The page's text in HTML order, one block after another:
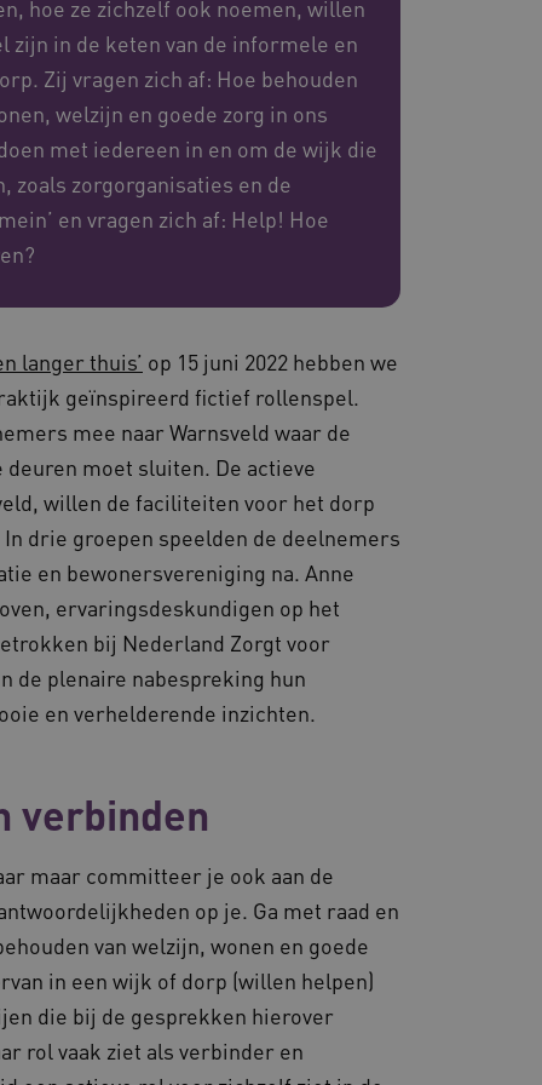
hoe ze zichzelf ook noemen, willen
zijn in de keten van de informele en
Zij vragen zich af: Hoe behouden
welzijn en goede zorg in ons
met iedereen in en om de wijk die
zoals zorgorganisaties en de
en vragen zich af: Help! Hoe
langer thuis’ op 15 juni 2022 hebben we
geïnspireerd fictief rollenspel.
mee naar Warnsveld waar de
moet sluiten. De actieve
willen de faciliteiten voor het dorp
drie groepen speelden de deelnemers
en bewonersvereniging na. Anne
ervaringsdeskundigen op het
bij Nederland Zorgt voor
de plenaire nabespreking hun
en verhelderende inzichten.
verbinden
maar committeer je ook aan de
op je. Ga met raad en
van welzijn, wonen en goede
in een wijk of dorp (willen helpen)
die bij de gesprekken hierover
rol vaak ziet als verbinder en
te maken tussen
om geldige
van hun website.
van de gebruiker
site op te slaan. Het
de bezoeker met
instellingen, zodat
sessies.
te onderhouden en
naar de browser
efficiëntie en
naar dezelfde server
cookie ervoor dat
Script.com-service om
De cookie-
om correct te werken.
en functionaliteit
slaan en te volgen om
worden betrokken bij
te meten hoe gebruikers
consistente en
door het beheer van
te zorgen dat
naar dezelfde server in
in elke surfsessie.
- wat een
van Google.
door een
Het is opgenomen in
, sessie- en
van de site.
te
van ingesloten
CORS-use-cases na de
voor elk van deze
(ALB).
en ervoor te